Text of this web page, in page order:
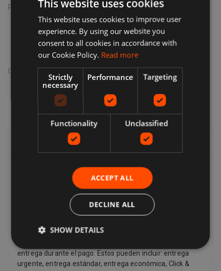
Peso 0.17 kg
Compartir:
Entrega, devoluciones y reembolsos
Los vendedores ofrecen una variedad de opciones de
entrega, por lo que puede elegir la que le resulte más
conveniente. Muchos vendedores ofrecen entrega
fecha de entrega estimada en una lista del vendedor.
entrega durante el pago. Estos pueden incluir: entrega
urgente, entrega estándar, entrega económica, Click &
This website uses cookies
This website uses cookies to improve user
experience. By using our website you
consent to all cookies in accordance with
our Cookie Policy. Read more
Strictly
necessary
Performance Targeting
Functionality Unclassified
ACCEPT ALL
DECLINE ALL
SHOW DETAILS